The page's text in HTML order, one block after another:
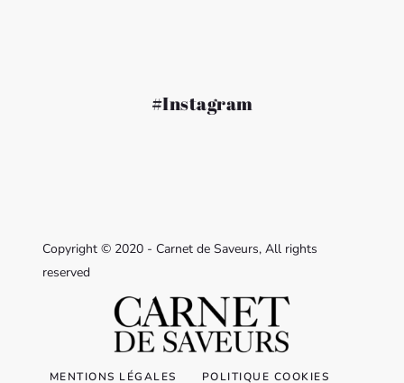
#Instagram
Copyright © 2020 - Carnet de Saveurs, All rights
reserved
MENTIONS LÉGALES POLITIQUE COOKIES